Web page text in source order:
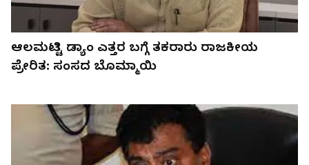
ಆಲಮಟ್ಟಿ ಡ್ಯಾಂ ಎತ್ತರ ಬಗ್ಗೆ ತಕರಾರು ರಾಜಕೀಯ
ಪ್ರೇರಿತ: ಸಂಸದ ಬೊಮ್ಮಾಯಿ